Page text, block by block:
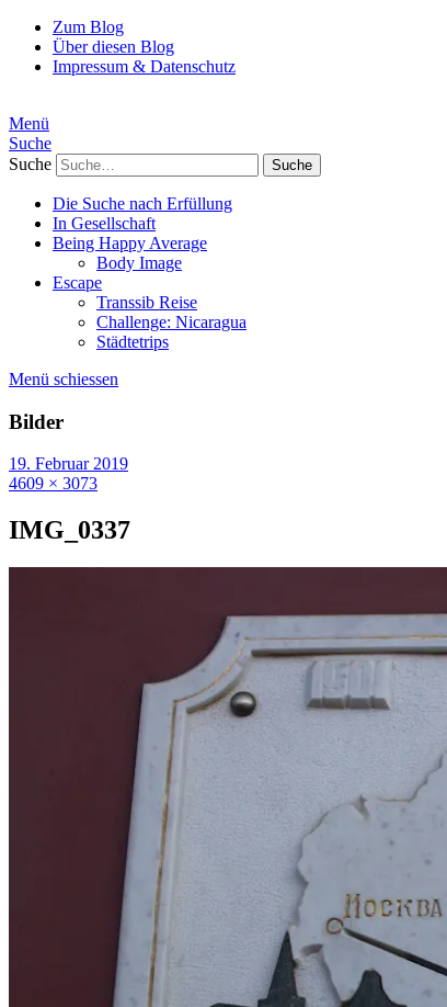
Zum Blog
Über diesen Blog
Impressum & Datenschutz
Menü
Suche
Suche
Die Suche nach Erfüllung
In Gesellschaft
Being Happy Average
Body Image
Escape
Transsib Reise
Challenge: Nicaragua
Städtetrips
Menü schiessen
Bilder
19. Februar 2019
4609 × 3073
IMG_0337